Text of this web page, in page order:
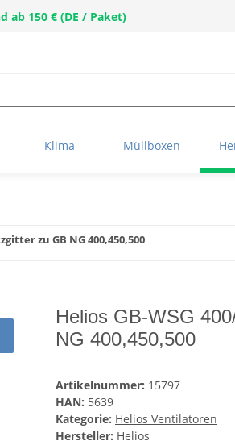
ab 150 € (DE / Paket)
Klima Müllboxen
zu GB NG 400,450,500
Helios GB-WSG
NG 400,450,500
Artikelnummer: 15797
HAN: 5639
Kategorie: Helios Ventilatoren
Hersteller: Helios